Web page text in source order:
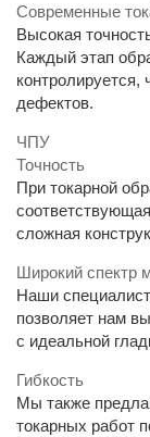
Современные
Высокая
Каждый этап
контролируется,
дефектов.
ЧПУ
Точность
При токарной
сложная
Широкий спектр
Наши
позволяет нам
с идеальной
Гибкость
Мы также
токарных работ